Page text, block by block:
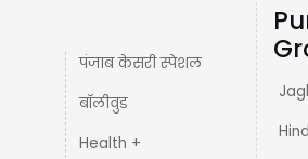
पंजाब केसरी स्पेशल
बॉलीवुड
Health +